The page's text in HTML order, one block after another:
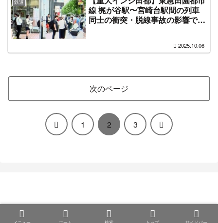
鉄道
線 梶が谷駅〜宮崎台駅間の列車
同士の衝突・脱線事故の影響で各
ベルの長蛇の列」「国道246号線
2025.10.06
次のページ
前
1 2 3
次
まとめ部
© 2020 まとめ部.